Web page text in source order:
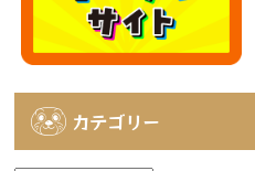
カテゴリー